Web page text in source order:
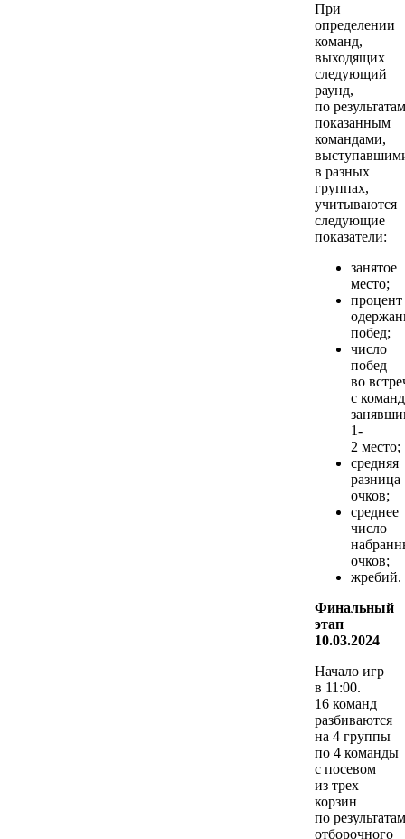
При
определении
команд,
выходящих
следующий
раунд,
по
показанным
командами,
в разных
группах,
учитываются
следующие
показатели:
занятое
место;
процент
побед;
число
побед
во
с
1-
2 место;
средняя
разница
очков;
среднее
число
очков;
жребий.
Финальный
этап
10.03.2024
Начало игр
в 11:00.
16 команд
разбиваются
на 4 группы
по 4 команды
с посевом
из трех
корзин
по результатам
отборочного